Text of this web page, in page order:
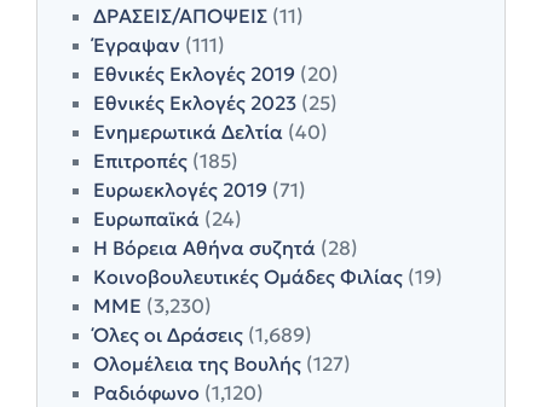
ΔΡΑΣΕΙΣ/ΑΠΟΨΕΙΣ (11)
Έγραψαν (111)
Εθνικές Εκλογές 2019 (20)
Εθνικές Εκλογές 2023 (25)
Ενημερωτικά Δελτία (40)
Επιτροπές (185)
Ευρωεκλογές 2019 (71)
Ευρωπαϊκά (24)
Η Βόρεια Αθήνα συζητά (28)
Κοινοβουλευτικές Ομάδες Φιλίας (19)
ΜΜΕ (3,230)
Όλες οι Δράσεις (1,689)
Ολομέλεια της Βουλής (127)
Ραδιόφωνο (1,120)